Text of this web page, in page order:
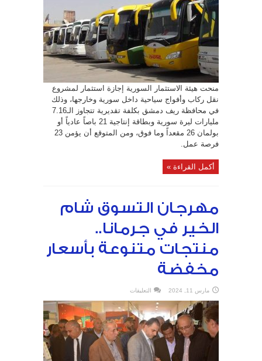
مليارات
ليرة
سورية
إجازة
استثمار
بقطاع
النقل
في
ريف
دمشق
مغلقة
منحت هيئة الاستثمار السورية إجازة استثمار لمشروع
نقل ركاب وأفواج سياحية داخل سورية وخارجها، وذلك
في محافظة ريف دمشق بكلفة تقديرية تتجاوز الـ7.16
مليارات ليرة سورية وبطاقة إنتاجية 21 باصاً عادياً أو
بولمان 26 مقعداً وما فوق، ومن المتوقع أن يؤمن 23
فرصة عمل.
أكمل القراءة »
مهرجان التسوق شام
الخير في جرمانا..
منتجات متنوعة بأسعار
مخفضة
مارس 11, 2024 التعليقات
التسوق
شام
الخير
في
جرمانا..
منتجات
متنوعة
بأسعار
مخفضة